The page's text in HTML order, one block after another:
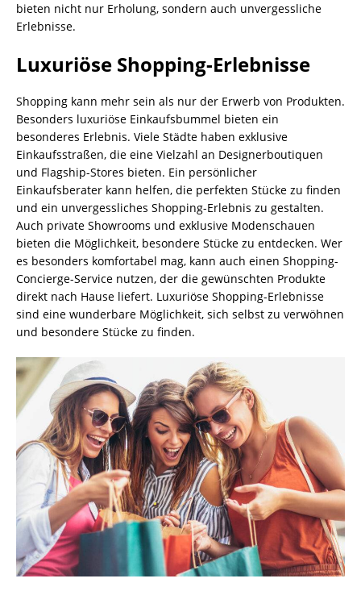
bieten nicht nur Erholung, sondern auch unvergessliche
Erlebnisse.
Luxuriöse Shopping-Erlebnisse
Shopping kann mehr sein als nur der Erwerb von Produkten.
Besonders luxuriöse Einkaufsbummel bieten ein
besonderes Erlebnis. Viele Städte haben exklusive
Einkaufsstraßen, die eine Vielzahl an Designerboutiquen
und Flagship-Stores bieten. Ein persönlicher
Einkaufsberater kann helfen, die perfekten Stücke zu finden
und ein unvergessliches Shopping-Erlebnis zu gestalten.
Auch private Showrooms und exklusive Modenschauen
bieten die Möglichkeit, besondere Stücke zu entdecken. Wer
es besonders komfortabel mag, kann auch einen Shopping-
Concierge-Service nutzen, der die gewünschten Produkte
direkt nach Hause liefert. Luxuriöse Shopping-Erlebnisse
sind eine wunderbare Möglichkeit, sich selbst zu verwöhnen
und besondere Stücke zu finden.